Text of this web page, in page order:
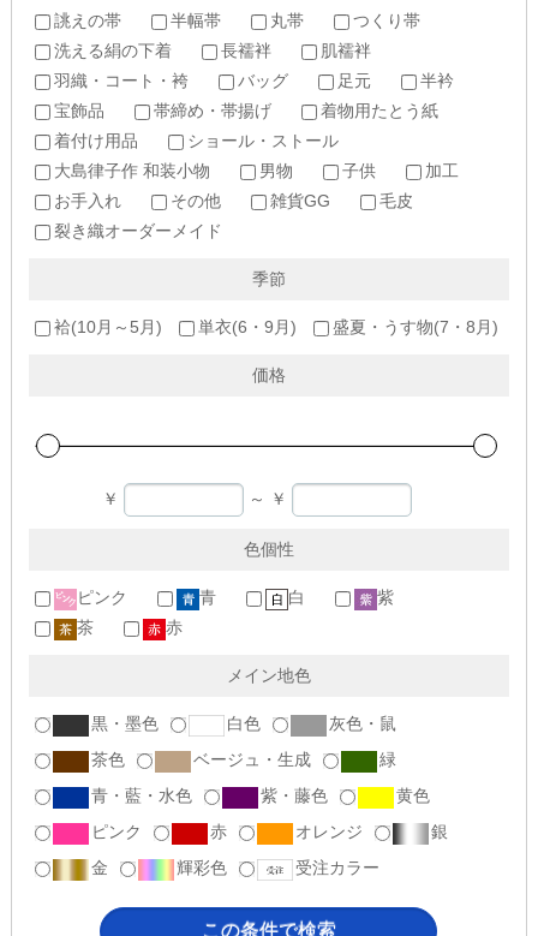
誂えの帯
半幅帯 丸帯
つくり帯
洗える絹の下着
長襦袢
肌襦袢
羽織・コート・袴
バッグ 足元
半衿
宝飾品
帯締め・帯揚げ
着物用たとう紙
着付け用品
ショール・ストール
大島律子作 和装小物
男物 子供
加工
お手入れ
その他 雑貨GG
毛皮
裂き織オーダーメイド
季節
袷(10月～5月) 単衣(6・9月) 盛夏・うす物(7・8月)
価格
￥ ～ ￥
色個性
ピンク 青 白
紫
茶
赤
メイン地色
黒・墨色 白色
灰色・鼠
茶色
ベージュ・生成
緑
青・藍・水色
紫・藤色
黄色
ピンク
赤 オレンジ
銀
金
輝彩色 受注カラー